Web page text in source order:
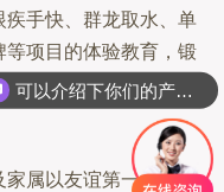
手快、群龙取水、单
项目的体验教育，锻
通、开动脑筋、突破
属以友谊第一，比赛
可以介绍下你们的产品么